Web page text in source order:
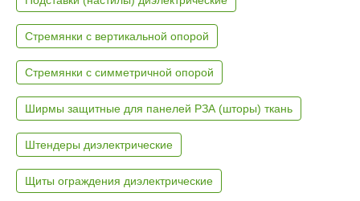
Стремянки с вертикальной опорой
Стремянки с симметричной опорой
Ширмы защитные для панелей РЗА (шторы) ткань
Штендеры диэлектрические
Щиты ограждения диэлектрические